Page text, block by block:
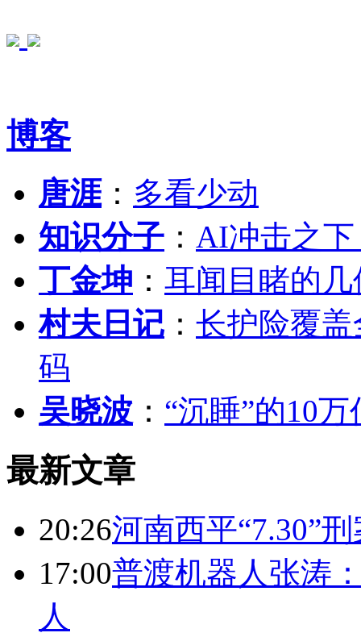
博客
唐涯： 多看少动
知识分子 ： AI冲击之
丁金坤 ： 耳闻目睹的
村夫日记 ： 长护险覆
码
吴晓波 ： “沉睡”的10
最新文章
20:26河南西平“7.30”
17:00普渡机器人张涛
人